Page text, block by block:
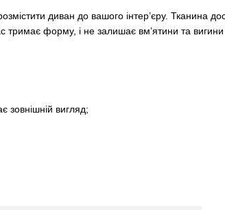
диван до вашого інтер’єру. Тканина
форму, і не залишає вм’ятини та вигини
зовнішній вигляд;